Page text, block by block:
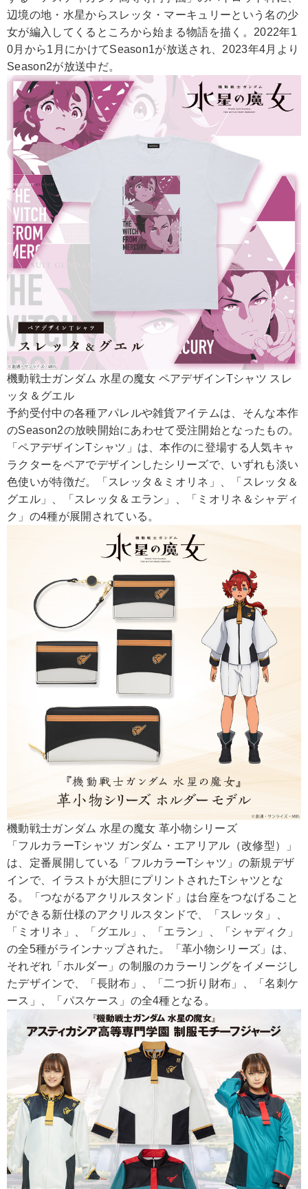
辺境の地・水星からスレッタ・マーキュリーという名の少
女が編入してくるところから始まる物語を描く。2022年1
0月から1月にかけてSeason1が放送され、2023年4月より
Season2が放送中だ。
機動戦士ガンダム 水星の魔女 ペアデザインTシャツ スレ
ッタ＆グエル
予約受付中の各種アパレルや雑貨アイテムは、そんな本作
のSeason2の放映開始にあわせて受注開始となったもの。
「ペアデザインTシャツ」は、本作のに登場する人気キャ
ラクターをペアでデザインしたシリーズで、いずれも淡い
色使いが特徴だ。「スレッタ＆ミオリネ」、「スレッタ＆
グエル」、「スレッタ＆エラン」、「ミオリネ＆シャディ
ク」の4種が展開されている。
機動戦士ガンダム 水星の魔女 革小物シリーズ
「フルカラーTシャツ ガンダム・エアリアル（改修型）」
は、定番展開している「フルカラーTシャツ」の新規デザ
インで、イラストが大胆にプリントされたTシャツとな
る。「つながるアクリルスタンド」は台座をつなげること
ができる新仕様のアクリルスタンドで、「スレッタ」、
「ミオリネ」、「グエル」、「エラン」、「シャディク」
の全5種がラインナップされた。「革小物シリーズ」は、
それぞれ「ホルダー」の制服のカラーリングをイメージし
たデザインで、「長財布」、「二つ折り財布」、「名刺ケ
ース」、「パスケース」の全4種となる。